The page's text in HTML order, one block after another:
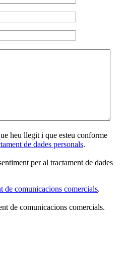
heu llegit i que esteu conforme
de dades personals.
per al tractament de dades
de comunicacions comercials.
de comunicacions comercials.